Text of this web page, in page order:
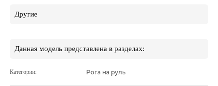
Другие
Данная модель представлена в разделах:
Категории: Рога на руль